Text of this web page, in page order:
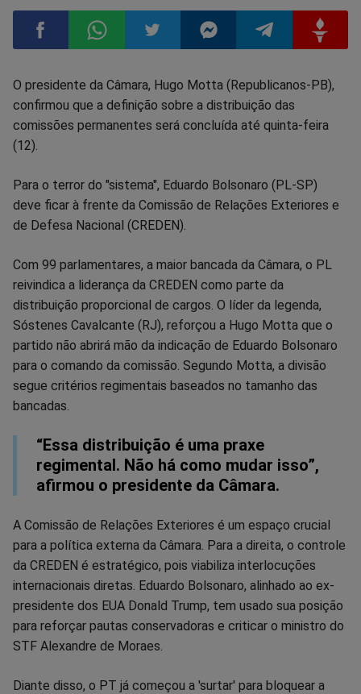
Compartilhar
no
Compartilhar
no
Compartilhar
no
Compartilhar
no
Compartilhar
no
no
O presidente da Câmara, Hugo Motta (Republicanos-PB),
confirmou que a definição sobre a distribuição das
comissões permanentes será concluída até quinta-feira
(12).
Para o terror do "sistema", Eduardo Bolsonaro (PL-SP)
deve ficar à frente da Comissão de Relações Exteriores e
de Defesa Nacional (CREDEN).
Com 99 parlamentares, a maior bancada da Câmara, o PL
reivindica a liderança da CREDEN como parte da
distribuição proporcional de cargos. O líder da legenda,
Sóstenes Cavalcante (RJ), reforçou a Hugo Motta que o
partido não abrirá mão da indicação de Eduardo Bolsonaro
para o comando da comissão. Segundo Motta, a divisão
segue critérios regimentais baseados no tamanho das
bancadas.
“Essa distribuição é uma praxe
regimental. Não há como mudar isso”,
afirmou o presidente da Câmara.
A Comissão de Relações Exteriores é um espaço crucial
para a política externa da Câmara. Para a direita, o controle
da CREDEN é estratégico, pois viabiliza interlocuções
internacionais diretas. Eduardo Bolsonaro, alinhado ao ex-
presidente dos EUA Donald Trump, tem usado sua posição
para reforçar pautas conservadoras e criticar o ministro do
STF Alexandre de Moraes.
Diante disso, o PT já começou a 'surtar' para bloquear a